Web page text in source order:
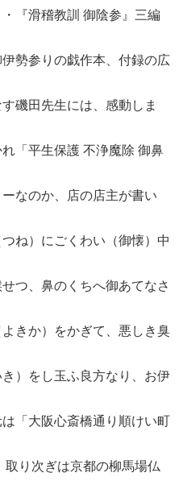
『滑稽教訓 御陰参』三編
勢参りの戯作本、付録の広
磯田先生には、感動しま
「平生保護 不浄魔除 御鼻
なのか、店の店主が書い
ね）にごくわい（御懐）中
つ、鼻のくちへ御あてなさ
きか）をかぎて、悪しき臭
）をし玉ふ良方なり、お伊
「大阪心斎橋通り順けい町
取り次ぎは京都の柳馬場仏